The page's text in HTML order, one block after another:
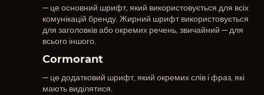
— це основний шрифт, який використовується для всіх
комунікацій бренду. Жирний шрифт використовується
для заголовків або окремих речень, звичайний — для
всього іншого.
Cormorant
— це додатковий шрифт, який окремих слів і фраз, які
мають виділятися.